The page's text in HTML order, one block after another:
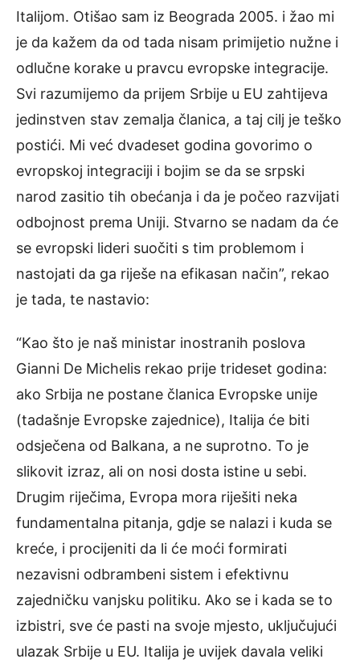
Italijom. Otišao sam iz Beograda 2005. i žao mi
je da kažem da od tada nisam primijetio nužne i
odlučne korake u pravcu evropske integracije.
Svi razumijemo da prijem Srbije u EU zahtijeva
jedinstven stav zemalja članica, a taj cilj je teško
postići. Mi već dvadeset godina govorimo o
evropskoj integraciji i bojim se da se srpski
narod zasitio tih obećanja i da je počeo razvijati
odbojnost prema Uniji. Stvarno se nadam da će
se evropski lideri suočiti s tim problemom i
nastojati da ga riješe na efikasan način”, rekao
je tada, te nastavio:
“Kao što je naš ministar inostranih poslova
Gianni De Michelis rekao prije trideset godina:
ako Srbija ne postane članica Evropske unije
(tadašnje Evropske zajednice), Italija će biti
odsječena od Balkana, a ne suprotno. To je
slikovit izraz, ali on nosi dosta istine u sebi.
Drugim riječima, Evropa mora riješiti neka
fundamentalna pitanja, gdje se nalazi i kuda se
kreće, i procijeniti da li će moći formirati
nezavisni odbrambeni sistem i efektivnu
zajedničku vanjsku politiku. Ako se i kada se to
izbistri, sve će pasti na svoje mjesto, uključujući
ulazak Srbije u EU. Italija je uvijek davala veliki